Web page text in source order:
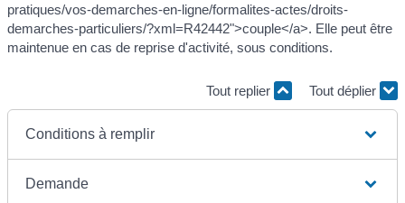
pratiques/vos-demarches-en-ligne/formalites-actes/droits-
demarches-particuliers/?xml=R42442">couple</a>. Elle peut être
maintenue en cas de reprise d'activité, sous conditions.
Tout replier Tout déplier
Conditions à remplir
Demande